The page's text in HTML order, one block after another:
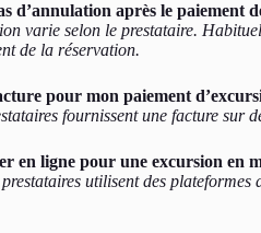
d’annulation après le paiement
varie selon le prestataire.
de la réservation.
pour mon paiement
fournissent une facture sur
en ligne pour une excursion en
utilisent des plateformes